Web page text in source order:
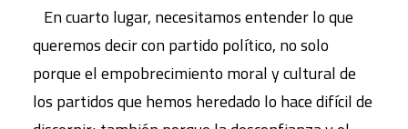
En cuarto lugar, necesitamos entender lo que
queremos decir con partido político, no solo
porque el empobrecimiento moral y cultural de
los partidos que hemos heredado lo hace difícil de